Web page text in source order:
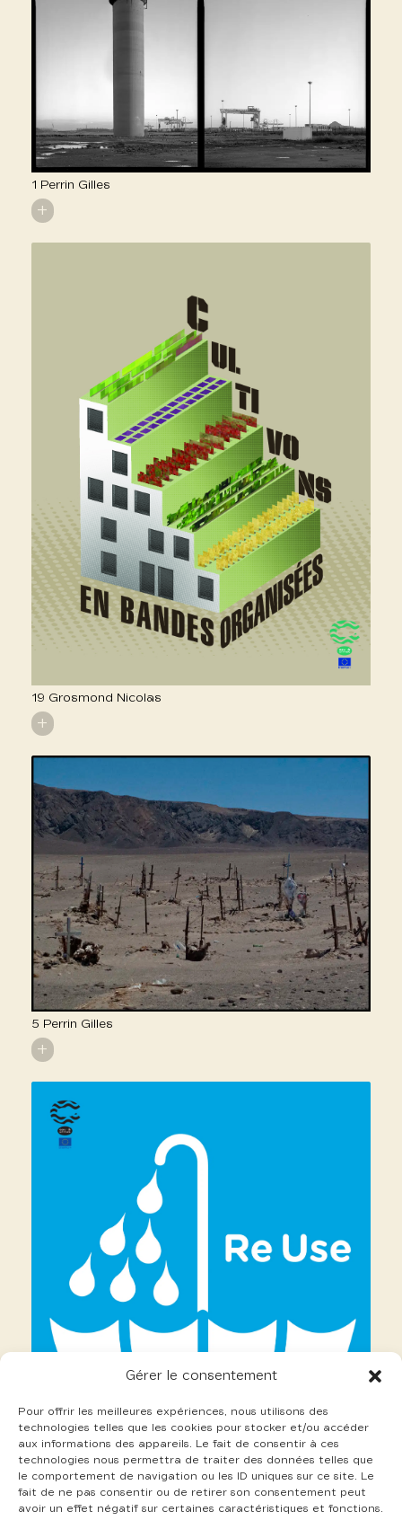
Gérer le consentement
Pour offrir les meilleures expériences, nous utilisons des
technologies telles que les cookies pour stocker et/ou accéder
aux informations des appareils. Le fait de consentir à ces
technologies nous permettra de traiter des données telles que
le comportement de navigation ou les ID uniques sur ce site. Le
fait de ne pas consentir ou de retirer son consentement peut
avoir un effet négatif sur certaines caractéristiques et fonctions.
1 Perrin Gilles
+
19 Grosmond Nicolas
+
5 Perrin Gilles
+